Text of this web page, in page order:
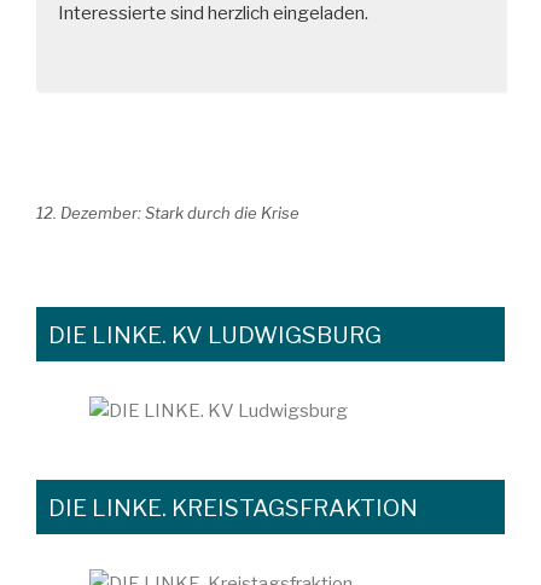
Interessierte sind herzlich eingeladen.
12. Dezember: Stark durch die Krise
DIE LINKE. KV LUDWIGSBURG
DIE LINKE. KREISTAGSFRAKTION